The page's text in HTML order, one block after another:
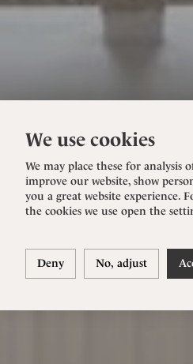
We use cookies
We may place these for analysis
improve our website, show
you a great website experience.
the cookies we use open the
Deny No, adjust